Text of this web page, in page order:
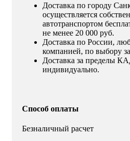
Доставка по городу
осуществляется
автотранспортом
не менее 20 000 руб.
Доставка по России,
компанией, по выбору
Доставка за пределы
индивидуально.
Способ оплаты
Безналичный расчет